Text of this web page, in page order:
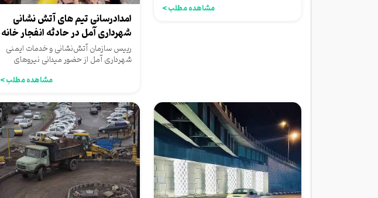
مشاهده مطلب >
امدادرسانی تیم های آتش نشانی
شهرداری آمل در حادثه انفجار خانه
ای...
رییس سازمان آتش‌نشانی و خدمات ایمنی
شهرداری آمل از حضور میدانی نیروهای
مشاهده مطلب >